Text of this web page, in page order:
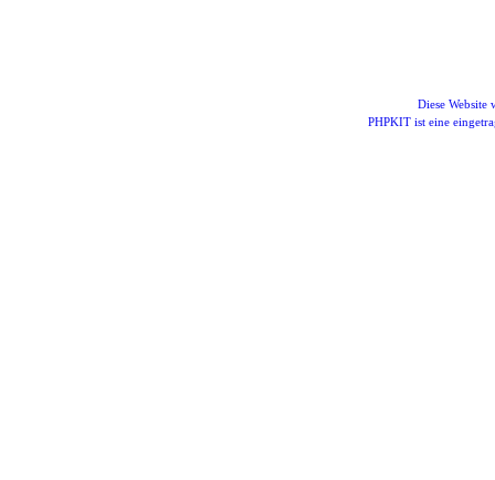
Diese Website
PHPKIT ist eine